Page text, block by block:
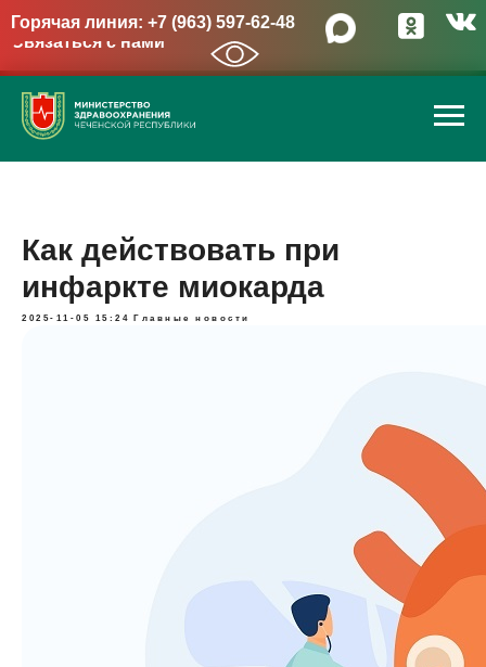
Горячая линия: +7 (963) 597-62-48
Связаться с нами
→
Как действовать при
инфаркте миокарда
2025-11-05 15:24 Главные новости